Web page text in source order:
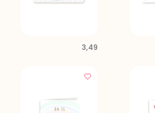
3,49